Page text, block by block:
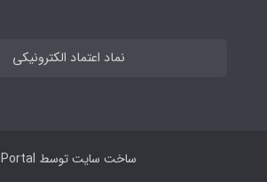
نماد اعتماد الکترونیکی
ساخت سایت توسط Portal